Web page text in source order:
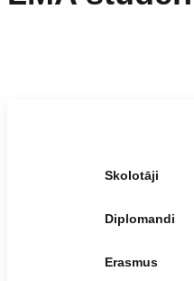
Skolotāji
Diplomandi
Erasmus